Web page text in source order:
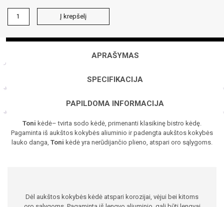
kiekis:
kėdė
Į krepšelį
APRAŠYMAS
SPECIFIKACIJA
PAPILDOMA INFORMACIJA
Toni kėdė– tvirta sodo kėdė, primenanti klasikinę bistro kėdę.
Pagaminta iš aukštos kokybės aliuminio ir padengta aukštos kokybės
lauko danga, Toni kėdė yra nerūdijančio plieno, atspari oro sąlygoms.
Dėl aukštos kokybės kėdė atspari korozijai, vėjui bei kitoms